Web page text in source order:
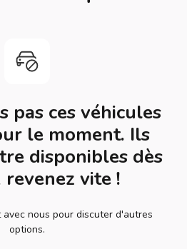
pas ces véhicules
le moment. Ils
disponibles dès
revenez vite !
nous pour discuter d'autres
options.